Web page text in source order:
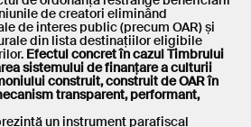
de creatori eliminând
de interes public (precum OAR) și
din lista destinațiilor eligibile
Efectul concret în cazul Timbrului
sistemului de finanțare a culturii
construit, construit de OAR în
transparent, performant,
un instrument parafiscal